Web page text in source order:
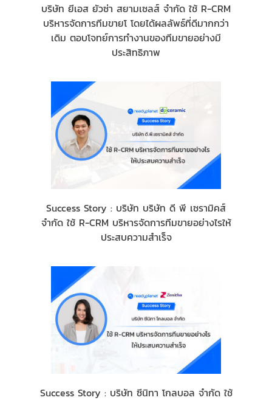
บริษัท ยีเอส ยัวซ่า สยามเซลส์ จำกัด ใช้ R-CRM
บริหารจัดการทีมขายโ โดยได้ผลลัพธ์ที่ดีมากกว่า
เดิม ตอบโจทย์การทำงานของทีมขายอย่างมี
ประสิทธิภาพ
Success Story : บริษัท บริษัท ดี พี เซรามิคส์
จำกัด ใช้ R-CRM บริหารจัดการทีมขายอย่างไรให้
ประสบความสำเร็จ
Success Story : บริษัท ซีนิทา โกลบอล จำกัด ใช้